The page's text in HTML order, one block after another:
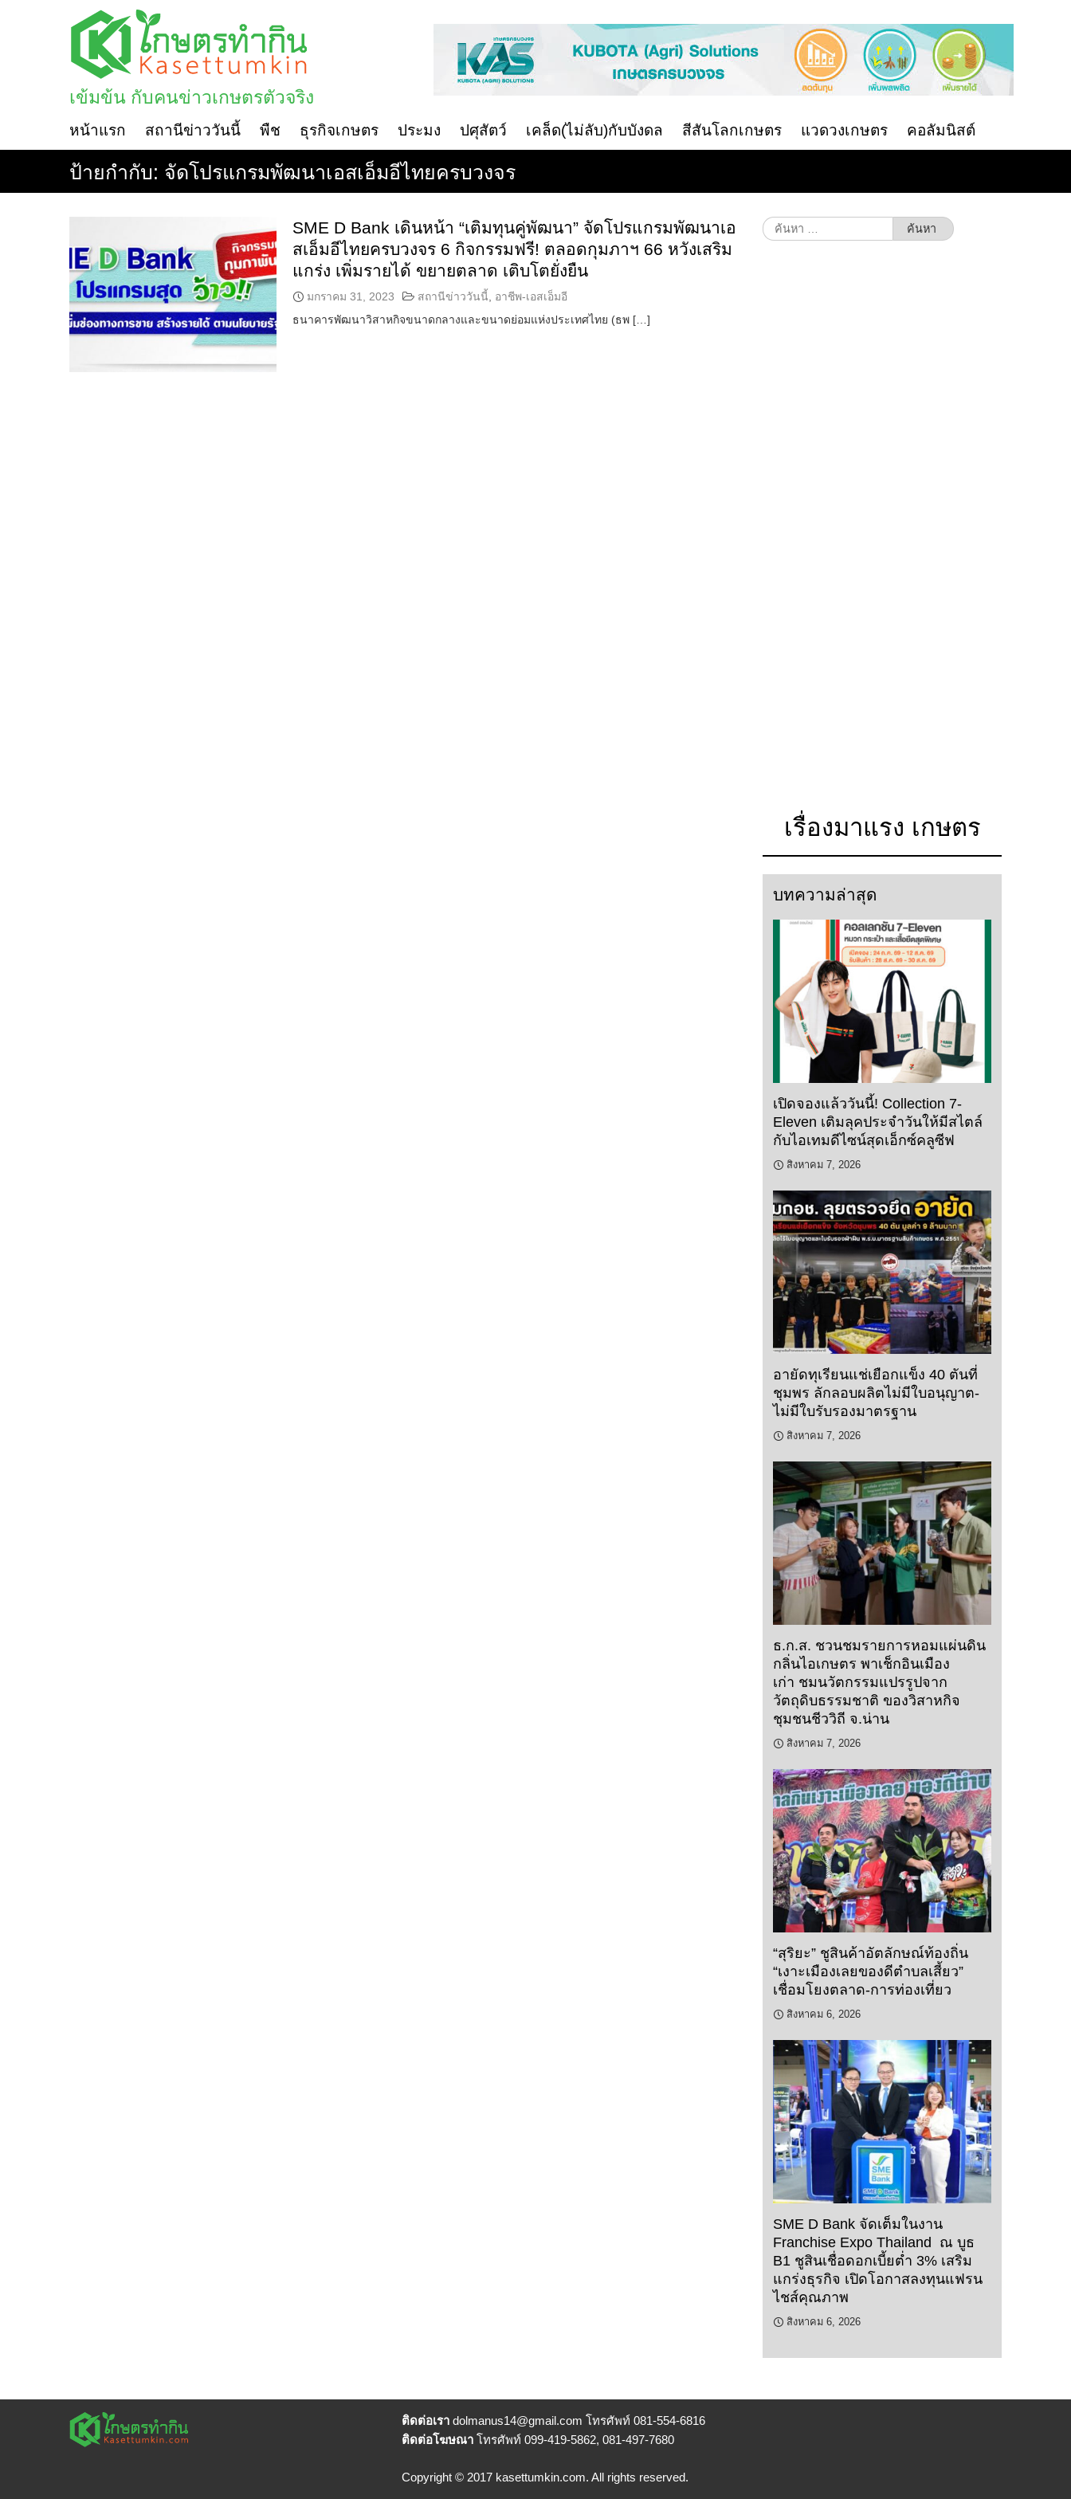
เข้มข้น กับคนข่าวเกษตรตัวจริง
หน้าแรก สถานีข่าววันนี้ พืช ธุรกิจเกษตร ประมง ปศุสัตว์ เคล็ด(ไม่ลับ)กับบังดล สีสันโลกเกษตร แวดวงเกษตร คอลัมนิสต์
ป้ายกำกับ: จัดโปรแกรมพัฒนาเอสเอ็มอีไทยครบวงจร
SME D Bank เดินหน้า “เติมทุนคู่พัฒนา” จัดโปรแกรมพัฒนาเอ
สเอ็มอีไทยครบวงจร 6 กิจกรรมฟรี! ตลอดกุมภาฯ 66 หวังเสริม
แกร่ง เพิ่มรายได้ ขยายตลาด เติบโตยั่งยืน
มกราคม 31, 2023 สถานีข่าววันนี้
อาชีพ-เอสเอ็มอี
ธนาคารพัฒนาวิสาหกิจขนาดกลางและขนาดย่อมแห่งประเทศไทย (ธพ […]
ค้นหา
สำหรับ:
เรื่องมาแรง เกษตร
บทความล่าสุด
เปิดจองแล้ววันนี้! Collection 7-
Eleven เติมลุคประจำวันให้มีสไตล์
กับไอเทมดีไซน์สุดเอ็กซ์คลูซีฟ
สิงหาคม 7, 2026
อายัดทุเรียนแช่เยือกแข็ง 40 ตันที่
ชุมพร ลักลอบผลิตไม่มีใบอนุญาต-
ไม่มีใบรับรองมาตรฐาน
สิงหาคม 7, 2026
ธ.ก.ส. ชวนชมรายการหอมแผ่นดิน
กลิ่นไอเกษตร พาเช็กอินเมือง
เก่า ชมนวัตกรรมแปรรูปจาก
วัตถุดิบธรรมชาติ ของวิสาหกิจ
ชุมชนชีววิถี จ.น่าน
สิงหาคม 7, 2026
“สุริยะ” ชูสินค้าอัตลักษณ์ท้องถิ่น
“เงาะเมืองเลยของดีตำบลเสี้ยว”
เชื่อมโยงตลาด-การท่องเที่ยว
สิงหาคม 6, 2026
SME D Bank จัดเต็มในงาน
Franchise Expo Thailand ณ บูธ
B1 ชูสินเชื่อดอกเบี้ยต่ำ 3% เสริม
แกร่งธุรกิจ เปิดโอกาสลงทุนแฟรน
ไชส์คุณภาพ
สิงหาคม 6, 2026
ติดต่อเรา dolmanus14@gmail.com โทรศัพท์ 081-554-6816
ติดต่อโฆษณา โทรศัพท์ 099-419-5862, 081-497-7680
Copyright © 2017 kasettumkin.com. All rights reserved.